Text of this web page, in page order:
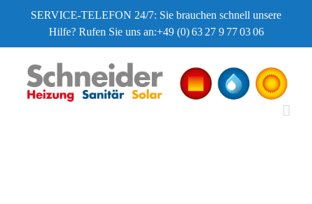
SERVICE-TELEFON 24/7: Sie brauchen schnell unsere
Hilfe? Rufen Sie uns an:+49 (0) 63 27 9 77 03 06